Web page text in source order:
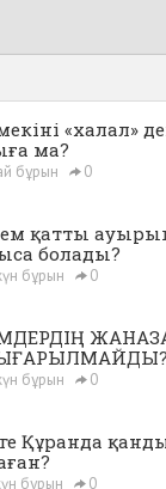
«халал»
ма?
бұрын 0
қатты
болады?
бұрын 0
бұрын 0
Құранда
бұрын 0